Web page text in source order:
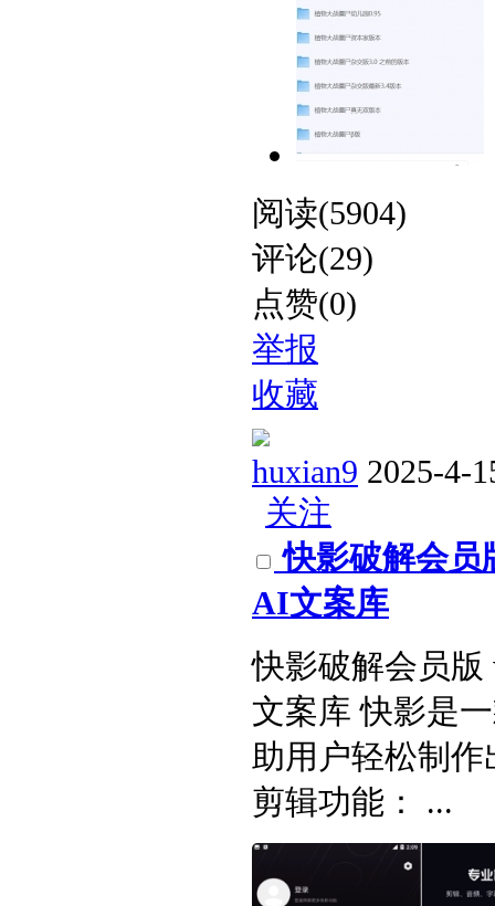
阅读(5904)
评论(29)
点赞(0)
举报
收藏
huxian9 2025-4-
关注
快影破解会员
AI文案库
快影破解会员版
文案库 快影是
助用户轻松制
剪辑功能： ...